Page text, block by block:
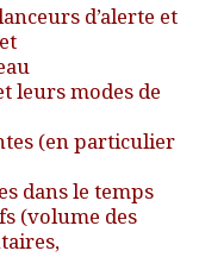
d’alerte et
leurs modes de
(en particulier
dans le temps
(volume des